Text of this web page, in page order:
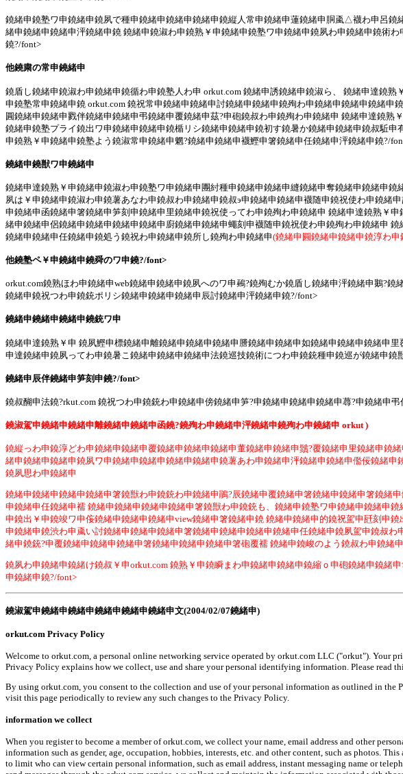
鐃緒申鐃塾ワ申鐃緒申鐃夙で種申鐃緒申鐃緒申鐃緒申鐃縦人常申鐃緒申蓮鐃緒申胴颪△襪わ申呂
緒申鐃緒申鐃緒申泙鐃緒申鐃 鐃緒申鐃淑わ申鐃熟￥申鐃緒申鐃塾ワ申鐃緒申鐃夙わ申鐃緒申鐃術
鐃?/font>
他鐃粛の常申鐃緒申
鐃盾し鐃緒申鐃淑わ申鐃緒申鐃循わ申鐃塾人わ申 orkut.com 鐃緒申誘鐃緒申鐃淑ら、 鐃緒申達鐃
申鐃塾常申鐃緒申鐃 orkut.com 鐃祝常申鐃緒申鐃緒申討鐃緒申鐃緒申鐃殉わ申鐃緒申鐃緒申鐃緒
圓鐃緒申鐃緒申戮伴鐃緒申鐃緒申弔鐃緒申覆鐃緒申茲?申砲鐃叔わ申鐃殉わ申鐃緒申 鐃緒申達鐃
鐃緒申鐃塾プライ鐃出ワ申鐃緒申鐃緒申鐃楯リシ鐃緒申鐃緒申鐃初す鐃暑か鐃緒申鐃緒申鐃叔駈
申鐃熟￥申鐃緒申鐃塾よう鐃淑常申鐃緒申魍?鐃緒申鐃緒申襪鰹申箸鐃緒申任鐃緒申泙鐃緒申鐃?/
鐃緒申鐃獣ワ申鐃緒申
鐃緒申達鐃熟￥申鐃緒申鐃淑わ申鐃塾ワ申鐃緒申團紂種申鐃緒申鐃緒申縫鐃緒申奪鐃緒申鐃緒申
夙は￥申鐃緒申鐃淑わ申鐃薯あなわ申鐃叔わ申鐃緒申鐃叔э申鐃緒申鐃緒申襪随申鐃祝使わ申鐃
申鐃緒申函鐃緒申箸鐃緒申笋刻申鐃緒申里鐃緒申鐃祝使ってわ申鐃殉わ申鐃緒申 鐃緒申達鐃熟￥
緒申鐃緒申侶鐃緒申鐃緒申鐃緒申鐃緒申廚鐃緒申鐃緒申蠅刻申襪随申鐃祝使わ申鐃殉わ申鐃緒申
鐃緒申鐃緒申任鐃緒申鐃処う鐃祝わ申鐃緒申鐃所し鐃殉わ申鐃緒申(鐃緒申圓鐃緒申鐃緒申鐃淳わ
他鐃塾ペ￥申鐃緒申鐃舜のワ申鐃?/font>
orkut.com鐃熟ほわ申鐃緒申web鐃緒申鐃緒申鐃夙へのワ申鵐?鐃殉むか鐃盾し鐃緒申泙鐃緒申鵝?
鐃緒申鐃祝つわ申鐃銃ポリシ鐃緒申鐃緒申鐃緒申辰討鐃緒申泙鐃緒申鐃?/font>
鐃緒申鐃緒申鐃緒申鐃銃ワ申
鐃緒申達鐃熟￥申 鐃夙鰹申標鐃緒申離鐃緒申鐃緒申鐃緒申謄鐃緒申鐃緒申如鐃緒申鐃緒申鐃緒申
申達鐃緒申鐃夙ってわ申鐃暑こ鐃緒申鐃緒申鐃緒申法鐃巡技鐃術につわ申鐃銃種申鐃巡が鐃緒申
鐃緒申辰伴鐃緒申笋刻申鐃?/font>
鐃叔醐申法鐃?rkut.com 鐃祝つわ申鐃銃わ申鐃緒申傍鐃緒申笋?申鐃緒申鐃緒申鐃緒申蕁?申鐃緒申
鐃淑駕申鐃緒申鐃緒申離鐃緒申鐃緒申函鐃?鐃殉わ申鐃緒申泙鐃緒申鐃殉わ申鐃緒申 orkut )
鐃縦っわ申鐃淳どわ申鐃緒申鐃緒申覆鐃緒申鐃緒申鐃緒申董鐃緒申鐃緒申鬚?覆鐃緒申里鐃緒申
緒申鐃緒申鐃緒申鐃夙ワ申鐃緒申鐃緒申鐃緒申鐃緒申鐃薯あわ申鐃緒申泙鐃緒申鐃緒申儖佞鐃緒
鐃夙思わ申鐃緒申
鐃緒申鐃緒申鐃緒申鐃緒申箸鐃獣わ申鐃銃わ申鐃緒申鵑?辰鐃緒申覆鐃緒申箸鐃緒申鐃緒申箸鐃
申鐃緒申任鐃緒申襦 鐃緒申鐃緒申鐃緒申鐃緒申箸鐃獣わ申鐃銃も、鐃緒申鐃塾ワ申鐃緒申鐃緒申
申鐃出￥申鐃竣ワ申侫鐃緒申鐃緒申鐃緒申view鐃緒申箸鐃緒申鐃 鐃緒申鐃緒申的鐃祝駕申瓩刻申
申鐃緒申鐃渋わ申颪い討鐃緒申鐃緒申鐃緒申箸鐃緒申鐃緒申鐃緒申鐃緒申任鐃緒申鐃夙駕申鐃叔
緒申鐃銃?申覆鐃緒申鐃緒申鐃緒申箸鐃緒申鐃緒申鐃緒申箸砲覆襦 鐃緒申鐃峻のよう鐃叔わ申鐃緒
鐃夙わ申鐃緒申鐃緒け鐃叔￥申orkut.com 鐃熟￥申鐃瞬まわ申鐃緒申鐃緒申鐃縮ｏ申砲鐃緒申鐃
申鐃緒申鐃?/font>
鐃淑駕申鐃緒申鐃緒申鐃緒申鐃緒申鐃緒申文(2004/02/07鐃緒申)
orkut.com Privacy Policy
Welcome to orkut.com, a personal online networking service operated by orkut.com LLC ("orkut"). Your
Privacy Policy explains how we collect, use and share your personal identifying information. Please read
By using orkut.com, you consent to the collection and use of your personal information as outlined in
visit this page periodically to review any such changes to the Privacy Policy.
information we collect
When you register to become a member of orkut.com, we collect your name, email address and other
information such as gender, age, occupation, hobbies, interests, etc. and other content, such as photos.
to limit who can view certain personal information, such as email address, instant messaging name or